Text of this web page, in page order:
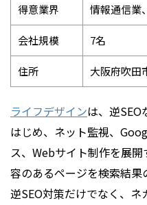
得意業界 情報通信業
会社規模 7名
住所 大阪府吹田
ライフデザインは、逆
はじめ、ネット監視、
ス、Webサイト制作を展
容のあるページを検索結
逆SEO対策だけでなく、